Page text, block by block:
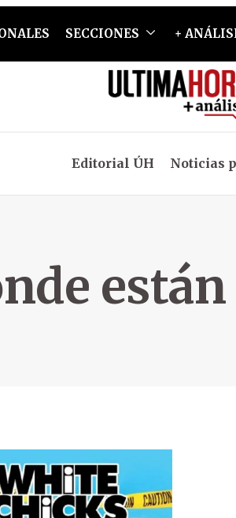
SECCIONES +
Editorial ÚH Noticias